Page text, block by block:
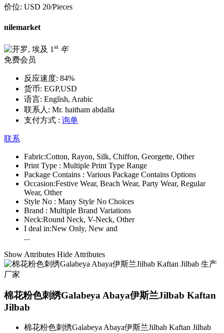
价位: USD 20/Pieces
nilemarket
1 st 年
免费会员
反应速度: 84%
货币: EGP,USD
语言: English, Arabic
联系人: Mr. haitham abdalla
支付方式 : 询单
联系
Fabric:Cotton, Rayon, Silk, Chiffon, Georgette, Other
Print Type : Multiple Print Type Range
Package Contains : Various Package Contains Options
Occasion:Festive Wear, Beach Wear, Party Wear, Regular
Wear, Other
Style No : Many Style No Choices
Brand : Multiple Brand Variations
Neck:Round Neck, V-Neck, Other
I deal in:New Only, New and
...
Show Attributes Hide Attributes
棉花粉色刺绣Galabeya Abaya伊斯兰Jilbab Kaftan
Jilbab
棉花粉色刺绣Galabeya Abaya伊斯兰Jilbab Kaftan Jilbab